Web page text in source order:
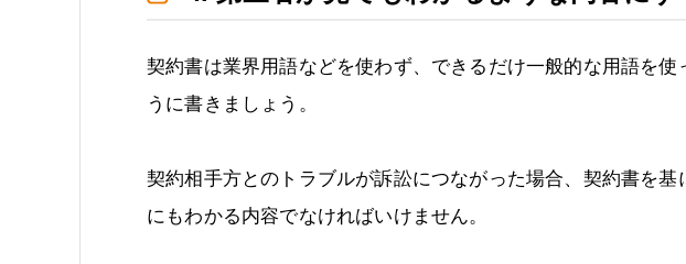
契約書は業界用語などを使わず、できるだけ一般的な用語を使
うに書きましょう。
契約相手方とのトラブルが訴訟につながった場合、契約書を
にもわかる内容でなければいけません。